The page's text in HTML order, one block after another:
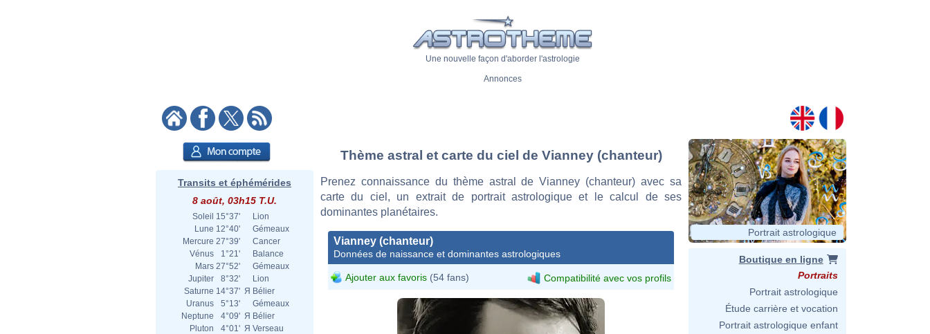
Une nouvelle façon d'aborder l'astrologie
Annonces
Transits et éphémérides
8 août, 03h15 T.U.
Soleil 15°37'
Lion
Lune 12°40'
Gémeaux
Mercure 27°39'
Cancer
Vénus
1°21'
Balance
Mars 27°52'
Gémeaux
Jupiter
8°32'
Lion
Saturne 14°37' Я Bélier
Uranus
5°13'
Gémeaux
Neptune
4°09' Я Bélier
Pluton
4°01' Я Verseau
Thème astral et carte du ciel de Vianney (chanteur)
Prenez connaissance du thème astral de Vianney (chanteur) avec sa
carte du ciel, un extrait de portrait astrologique et le calcul de ses
dominantes planétaires.
Vianney (chanteur)
Données de naissance et dominantes astrologiques
Ajouter aux favoris (54 fans) Compatibilité avec vos profils
Portrait astrologique
Boutique en ligne
Portraits
Portrait astrologique
Étude carrière et vocation
Portrait astrologique enfant